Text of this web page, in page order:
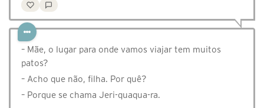
– Mãe, o lugar para onde vamos viajar tem muitos
patos?
– Acho que não, filha. Por quê?
– Porque se chama Jeri-quaqua-ra.